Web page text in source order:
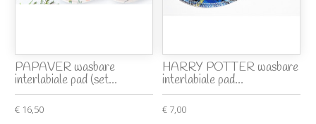
PAPAVER wasbare
interlabiale pad (set...
€ 16,50
HARRY POTTER wasbare
interlabiale pad...
€ 7,00